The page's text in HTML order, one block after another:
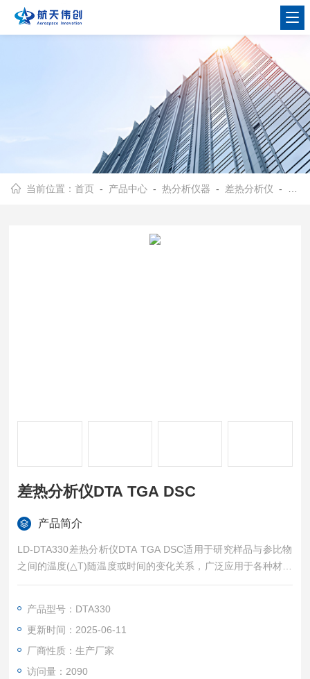
当前位置：首页 - 产品中心 -热分析仪器 - 差热分析仪 - DTA330差热分析仪DTA TGA DSC
差热分析仪DTA TGA DSC
产品简介
LD-DTA330差热分析仪DTA TGA DSC适用于研究样品与参比物
之间的温度(△T)随温度或时间的变化关系，广泛应用于各种材料
的DTA试验。
放热效应引起的。如：相转变，熔化，结晶结构的转变，沸腾，
升华，蒸发，脱氢反应，断裂或分解反应，氧化或还原反应，晶
格结构的破坏和其他化学反应。
产品型号：DTA330
更新时间：2025-06-11
厂商性质：生产厂家
访问量：2090